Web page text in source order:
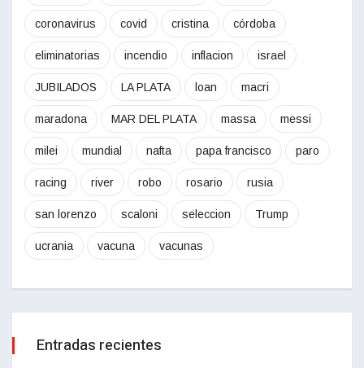
coronavirus covid cristina córdoba
eliminatorias incendio inflacion israel
JUBILADOS LA PLATA loan macri
maradona MAR DEL PLATA massa messi
milei mundial nafta papa francisco paro
racing river robo rosario rusia
san lorenzo scaloni seleccion Trump
ucrania vacuna vacunas
Entradas recientes